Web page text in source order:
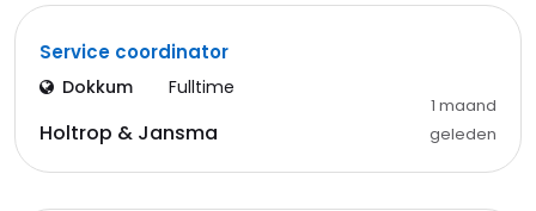
Service coordinator
Dokkum Fulltime
Holtrop & Jansma
1 maand
geleden